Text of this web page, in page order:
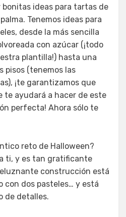
ideas para tartas de
Tenemos ideas para
desde la más sencilla
con azúcar (¡todo
plantilla!) hasta una
pisos (tenemos las
¡te garantizamos que
te ayudará a hacer de este
perfecta! Ahora sólo te
reto de Halloween?
ti, y es tan gratificante
construcción está
con dos pasteles… y está
de detalles.